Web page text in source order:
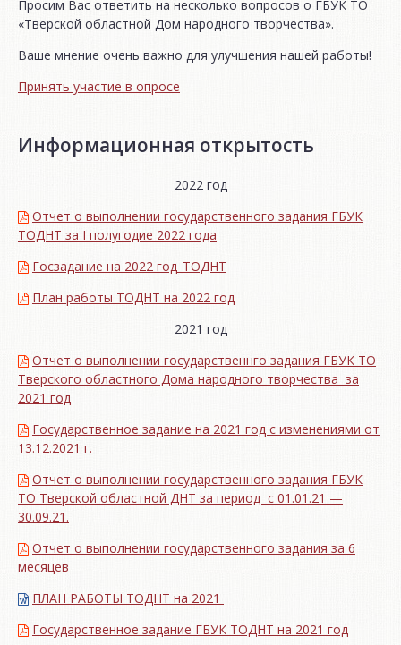
Просим Вас ответить на несколько вопросов о ГБУК ТО
«Тверской областной Дом народного творчества».
Ваше мнение очень важно для улучшения нашей работы!
Принять участие в опросе
Информационная открытость
2022 год
Отчет о выполнении государственного задания ГБУК
ТОДНТ за I полугодие 2022 года
Госзадание на 2022 год_ТОДНТ
План работы ТОДНТ на 2022 год
2021 год
Отчет о выполнении государственнго задания ГБУК ТО
Тверского областного Дома народного творчества за
2021 год
Государственное задание на 2021 год с изменениями от
13.12.2021 г.
Отчет о выполнении государственного задания ГБУК
ТО Тверской областной ДНТ за период с 01.01.21 —
30.09.21.
Отчет о выполнении государственного задания за 6
месяцев
ПЛАН РАБОТЫ ТОДНТ на 2021
Государственное задание ГБУК ТОДНТ на 2021 год